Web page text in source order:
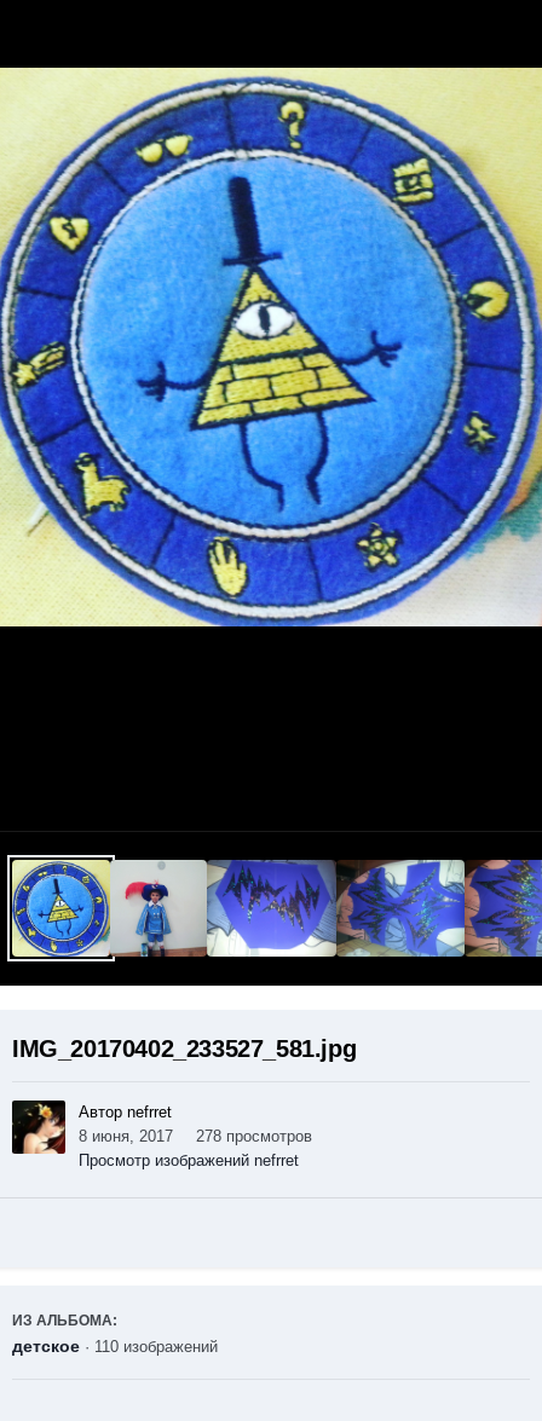
IMG_20170402_233527_581.jpg
Автор nefrret
8 июня, 2017
278 просмотров
Просмотр изображений nefrret
ИЗ АЛЬБОМА:
детское · 110 изображений